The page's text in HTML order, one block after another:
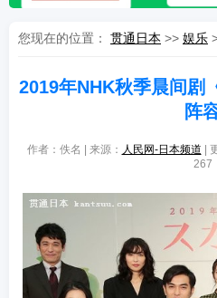
您现在的位置： 贯通日本 >> 娱乐
2019年NHK秋季晨间剧
阵
作者：佚名 | 来源： 人民网-日本频道 |
267